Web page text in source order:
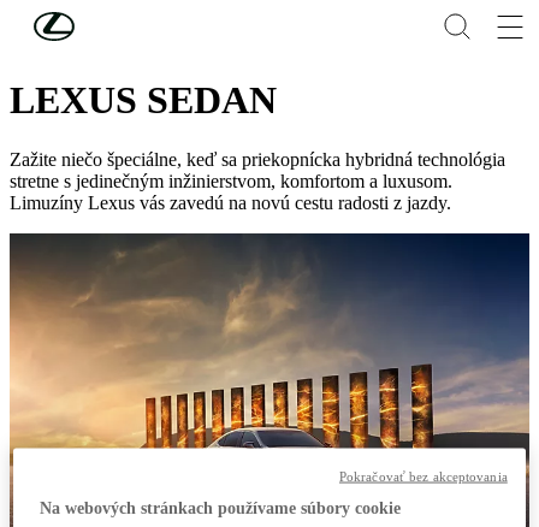
Skip to Main Content
VOZIDLÁ
LEXUS SEDAN
Zažite niečo špeciálne, keď sa priekopnícka hybridná technológia
stretne s jedinečným inžinierstvom, komfortom a luxusom.
Limuzíny Lexus vás zavedú na novú cestu radosti z jazdy.
Na webových stránkach používame súbory cookie
Pokračovať bez akceptovania